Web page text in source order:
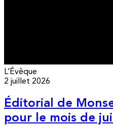
L’Évêque
2 juillet 2026
Éditorial de
pour le mois de